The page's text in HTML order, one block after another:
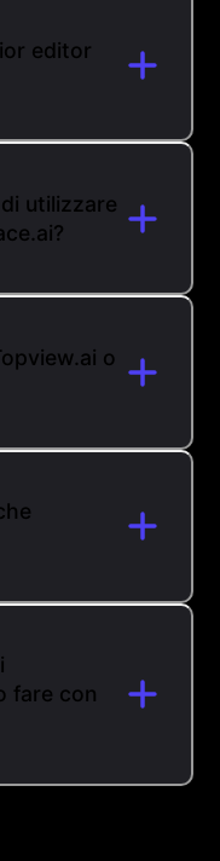
editor
utilizzare
o
fare con